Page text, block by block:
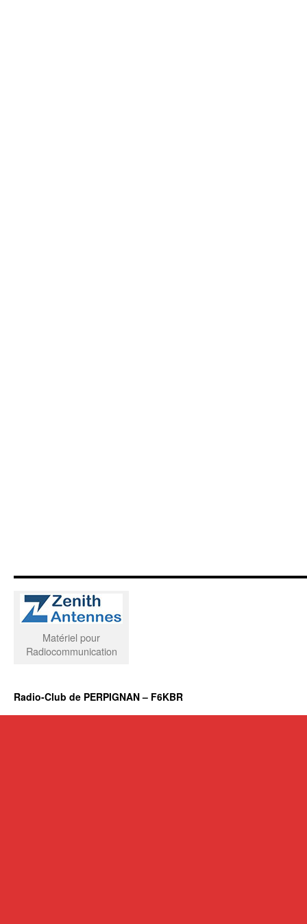
Matériel pour
Radiocommunication
Radio-Club de PERPIGNAN – F6KBR